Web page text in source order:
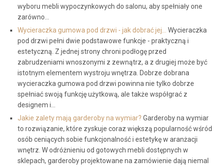
wyboru mebli wypoczynkowych do salonu, aby spełniały one
zarówno…
Wycieraczka gumowa pod drzwi - jak dobrać jej…
Wycieraczka
pod drzwi pełni dwie podstawowe funkcje - praktyczną i
estetyczną. Z jednej strony chroni podłogę przed
zabrudzeniami wnoszonymi z zewnątrz, a z drugiej może być
istotnym elementem wystroju wnętrza. Dobrze dobrana
wycieraczka gumowa pod drzwi powinna nie tylko dobrze
spełniać swoją funkcję użytkową, ale także współgrać z
designem i…
Jakie zalety mają garderoby na wymiar? Garderoby na wymiar
to rozwiązanie, które zyskuje coraz większą popularność wśród
osób ceniących sobie funkcjonalność i estetykę w aranżacji
wnętrz. W odróżnieniu od gotowych mebli dostępnych w
sklepach, garderoby projektowane na zamówienie dają niemal